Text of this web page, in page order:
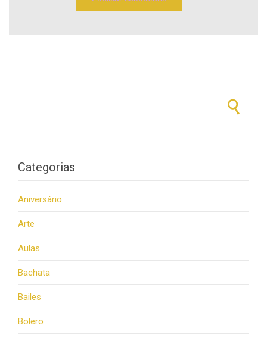
Categorias
Aniversário
Arte
Aulas
Bachata
Bailes
Bolero